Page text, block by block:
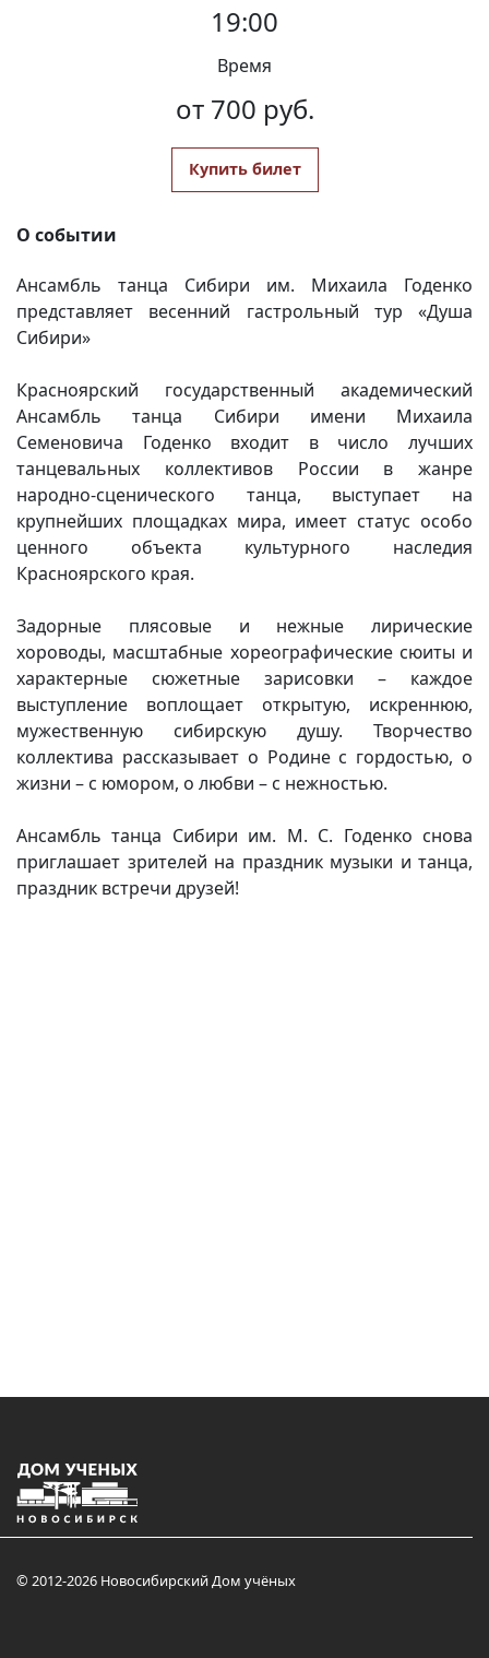
19:00
Время
от 700 руб.
Купить билет
О событии
Ансамбль танца Сибири им. Михаила Годенко
представляет весенний гастрольный тур «Душа
Сибири»
Красноярский государственный академический
Ансамбль танца Сибири имени Михаила
Семеновича Годенко входит в число лучших
танцевальных коллективов России в жанре
народно-сценического танца, выступает на
крупнейших площадках мира, имеет статус особо
ценного объекта культурного наследия
Красноярского края.
Задорные плясовые и нежные лирические
хороводы, масштабные хореографические сюиты и
характерные сюжетные зарисовки – каждое
выступление воплощает открытую, искреннюю,
мужественную сибирскую душу. Творчество
коллектива рассказывает о Родине с гордостью, о
жизни – с юмором, о любви – с нежностью.
Ансамбль танца Сибири им. М. С. Годенко снова
приглашает зрителей на праздник музыки и танца,
праздник встречи друзей!
© 2012-2026 Новосибирский Дом учёных